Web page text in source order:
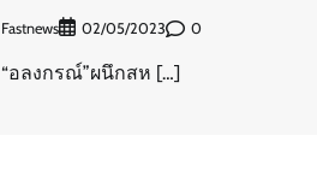
Fastnews 02/05/2023 0
“อลงกรณ์”ผนึกสห […]